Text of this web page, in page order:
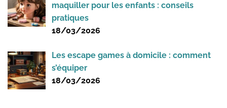
maquiller pour les enfants : conseils
pratiques
18/03/2026
Les escape games à domicile : comment
s’équiper
18/03/2026